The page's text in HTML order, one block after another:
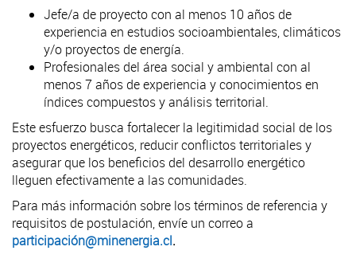
Jefe/a de proyecto con al menos 10 años de
experiencia en estudios socioambientales, climáticos
y/o proyectos de energía.
Profesionales del área social y ambiental con al
menos 7 años de experiencia y conocimientos en
índices compuestos y análisis territorial.
Este esfuerzo busca fortalecer la legitimidad social de los
proyectos energéticos, reducir conflictos territoriales y
asegurar que los beneficios del desarrollo energético
lleguen efectivamente a las comunidades.
Para más información sobre los términos de referencia y
requisitos de postulación, envíe un correo a
participación@minenergia.cl.